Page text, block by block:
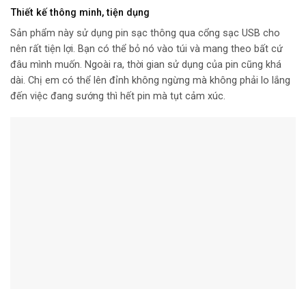
Thiết kế thông minh, tiện dụng
Sản phẩm này sử dụng pin sạc thông qua cổng sạc USB cho
nên rất tiện lợi. Bạn có thể bỏ nó vào túi và mang theo bất cứ
đâu mình muốn. Ngoài ra, thời gian sử dụng của pin cũng khá
dài. Chị em có thể lên đỉnh không ngừng mà không phải lo lắng
đến việc đang sướng thì hết pin mà tụt cảm xúc.